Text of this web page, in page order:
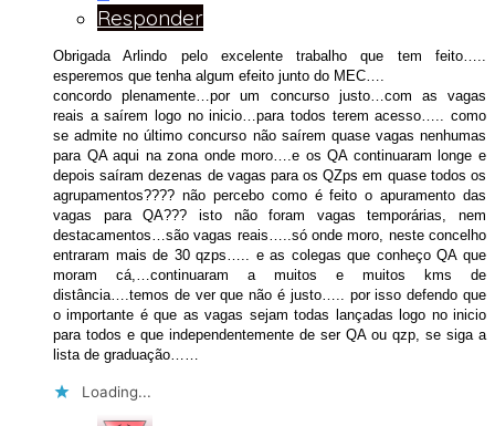
Responder
Obrigada Arlindo pelo excelente trabalho que tem feito…..
esperemos que tenha algum efeito junto do MEC….
concordo plenamente…por um concurso justo…com as vagas
reais a saírem logo no inicio…para todos terem acesso….. como
se admite no último concurso não saírem quase vagas nenhumas
para QA aqui na zona onde moro….e os QA continuaram longe e
depois saíram dezenas de vagas para os QZps em quase todos os
agrupamentos???? não percebo como é feito o apuramento das
vagas para QA??? isto não foram vagas temporárias, nem
destacamentos…são vagas reais…..só onde moro, neste concelho
entraram mais de 30 qzps….. e as colegas que conheço QA que
moram cá,…continuaram a muitos e muitos kms de
distância….temos de ver que não é justo….. por isso defendo que
o importante é que as vagas sejam todas lançadas logo no inicio
para todos e que independentemente de ser QA ou qzp, se siga a
lista de graduação……
Loading...